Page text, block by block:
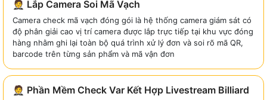
🤵 Lắp Camera Soi Mã Vạch
Camera check mã vạch đóng gói là hệ thống camera giám sát có
độ phân giải cao vị trí camera được lắp trực tiếp tại khu vực đóng
hàng nhằm ghi lại toàn bộ quá trình xử lý đơn và soi rõ mã QR,
barcode trên từng sản phẩm và mã vận đơn
🤵 Phần Mềm Check Var Kết Hợp Livestream Billiard